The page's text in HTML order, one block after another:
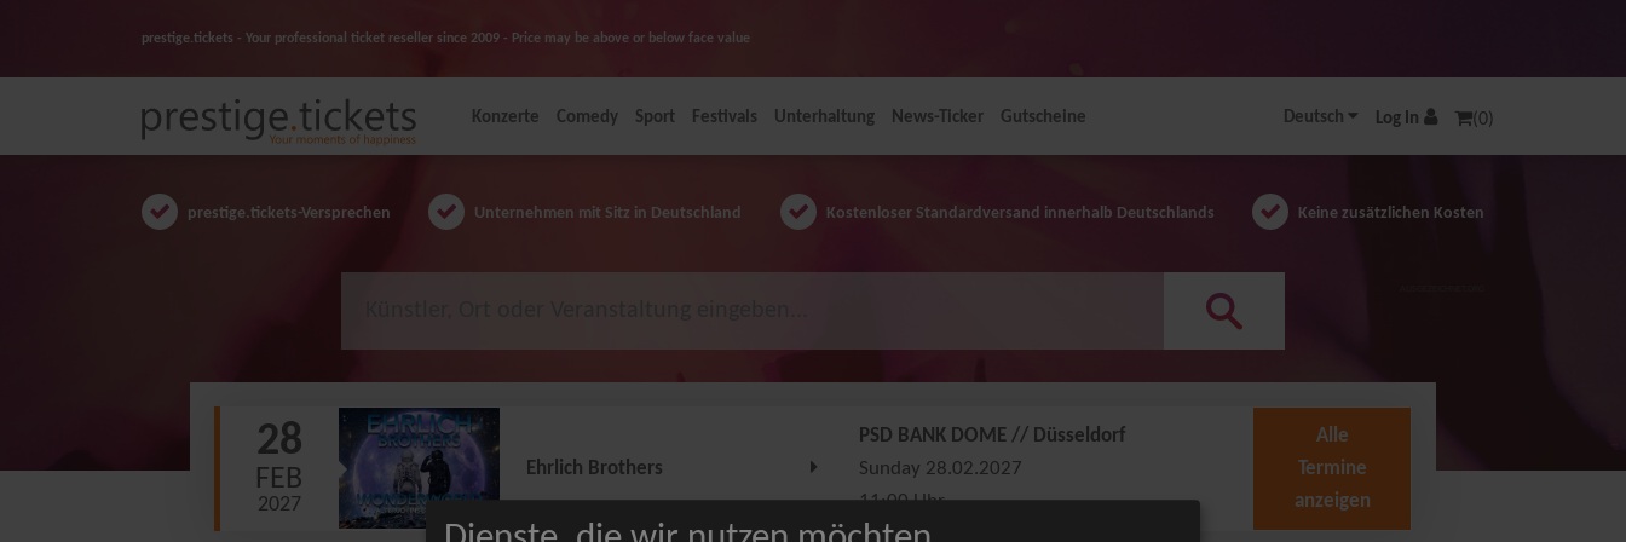
prestige.tickets - Your professional ticket reseller since 2009 - Price may be above or below face value
Deutsch Log In (0)
Konzerte Comedy Sport Festivals Unterhaltung News-Ticker Gutscheine
prestige.tickets-Versprechen Unternehmen mit Sitz in Deutschland Kostenloser Standardversand innerhalb Deutschlands Keine zusätzlichen Kosten
28
FEB
2027
Ehrlich Brothers
PSD BANK DOME // Düsseldorf
Sunday 28.02.2027
11:00 Uhr
Alle
Termine
anzeigen